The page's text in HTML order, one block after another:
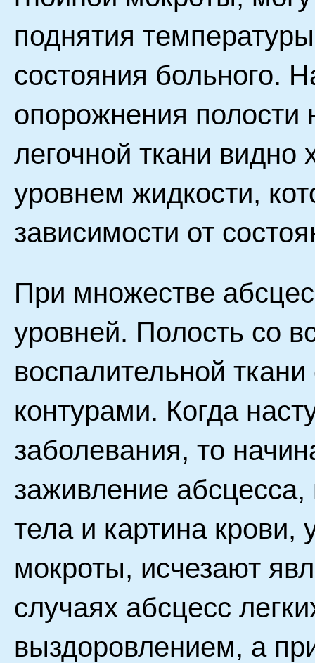
поднятия
состояния больного.
опорожнения
легочной ткани видно
уровнем жидкости,
зависимости от
При множестве
уровней. Полость со
воспалительной
контурами. Когда
заболевания, то
заживление
тела и картина
мокроты, исчезают
случаях абсцесс
выздоровлением, а